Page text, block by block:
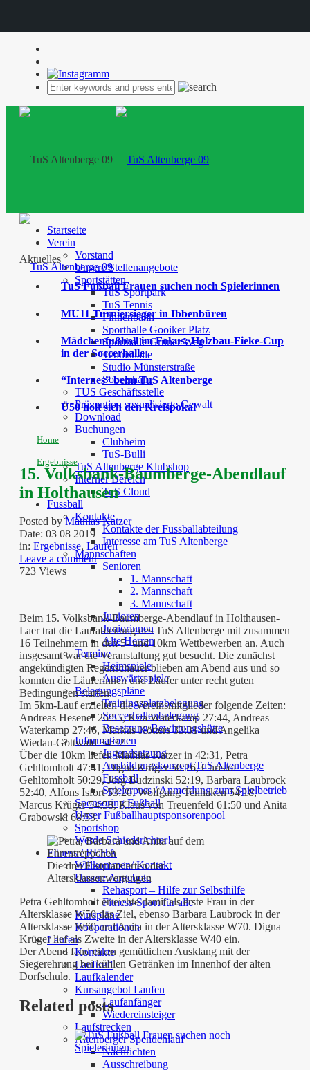
Startseite
Verein
Vorstand
Unsere Stellenangebote
Sportstätten
TuS Sportpark
TuS Tennis
Finnenbahn
Sporthalle Gooiker Platz
Sporthalle Grüner Weg
Tennishalle
Studio Münsterstraße
Soccerhalle
TUS Geschäftsstelle
Prävention sexualisierte Gewalt
Download
Buchungen
Clubheim
TuS-Bulli
TuS Altenberge Klubshop
Interner Bereich
TuS Cloud
Fussball
Kontakte
Kontakte der Fussballabteilung
Interesse am TuS Altenberge
Mannschaften
Senioren
1. Mannschaft
2. Mannschaft
3. Mannschaft
Junioren
Juniorinnen
Alte Herren
Termine
Heimspiele
Auswärtsspiele
Belegungspläne
Trainingsplatzbelegung
Soccerhallenbelegung
Besetzung Bewirtungshütte
Informationen
Jugendsatzung
Ausbildungskonzept TuS Altenberge
Fussball
Spielerpass / Anmeldung zum Spielbetrieb
Sponsoring Fußball
Unser Fußballhauptsponsorenpool
Sportshop
Werde Schiedsrichter!
Fitness / REHA
Willkommen/ Kontakt
Unsere Angebote
Rehasport – Hilfe zur Selbsthilfe
Fitness-Sport für alle
Kurspläne
Kooperationen
Laufen
Kontakte
Lauftreff
Laufkalender
Kursangebot Laufen
Laufanfänger
Wiedereinsteiger
Laufstrecken
Altenberger Spendenlauf
Nachrichten
Ausschreibung
Aktuelles
TuS Fußball Frauen suchen noch Spielerinnen
MU11 Turniersieger in Ibbenbüren
Mädchenfußball im Fokus: Holzbau-Fieke-Cup
in der Soccerhalle
“Internes” beim TuS Altenberge
Ü50 holt sich den Kreispokal
Home
Ergebnisse
15. Volksbank-Baumberge-Abendlauf
in Holthausen
Posted byMathias Katzer
Date: 03 08 2019
in: Ergebnisse, Laufen
Leave a comment
723 Views
Beim 15. Volksbank-Baumberge-Abendlauf in Holthausen-
Laer trat die Laufabteilung des TuS Altenberge mit zusammen
16 Teilnehmern in den 5- und 10km Wettbewerben an. Auch
insgesamt war die Veranstaltung gut besucht. Die zunächst
angekündigten Regenschauer blieben am Abend aus und so
konnten die Läuferinnen und Läufer unter recht guten
Bedingungen starten.
Im 5km-Lauf erzielten die Vereinsmitglieder folgende Zeiten:
Andreas Hesener 26:55, Kira Waterkamp 27:44, Andreas
Waterkamp 27:46, Markus Kötters 33:31 und Angelika
Wiedau-Gottwald 34:32.
Über die 10km liefen Mathias Katzer in 42:31, Petra
Gehltomholt 47:41, Digna Krüger 50:16, Christof
Gehltomholt 50:29, Jörg Budzinski 52:19, Barbara Laubrock
52:40, Alfons Isfort 53:20, Wolfgang Tenhaken 54:18,
Marcus Krüger 54:58, Klaus von Treuenfeld 61:50 und Anita
Grabowski 68:53.
Die drei Erstplatzierten der
Altersklassenwertungen
Petra Gehltomholt erreichte damit als erste Frau in der
Altersklasse W50 das Ziel, ebenso Barbara Laubrock in der
Altersklasse W60 und Anita in der Altersklasse W70. Digna
Krüger lief als Zweite in der Altersklasse W40 ein.
Der Abend fand einen gemütlichen Ausklang mit der
Siegerehrung bei kühlen Getränken im Innenhof der alten
Dorfschule.
Related posts